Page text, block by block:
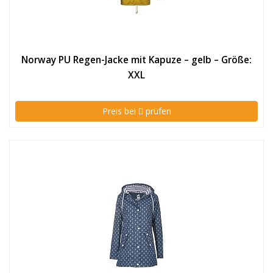
Norway PU Regen-Jacke mit Kapuze – gelb – Größe:
XXL
Preis bei prüfen